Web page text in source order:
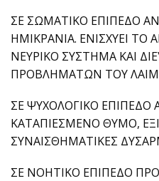
ΣΕ ΣΩΜΑΤΙΚΟ ΕΠΙΠΕΔΟ
ΗΜΙΚΡΑΝΙΑ. ΕΝΙΣΧΥΕΙ ΤΟ
ΝΕΥΡΙΚΟ ΣΥΣΤΗΜΑ ΚΑΙ
ΠΡΟΒΛΗΜΑΤΩΝ ΤΟΥ
ΣΕ ΨΥΧΟΛΟΓΙΚΟ
ΚΑΤΑΠΙΕΣΜΕΝΟ ΘΥΜΟ,
ΣΥΝΑΙΣΘΗΜΑΤΙΚΕΣ
ΣΕ ΝΟΗΤΙΚΟ ΕΠΙΠΕΔΟ